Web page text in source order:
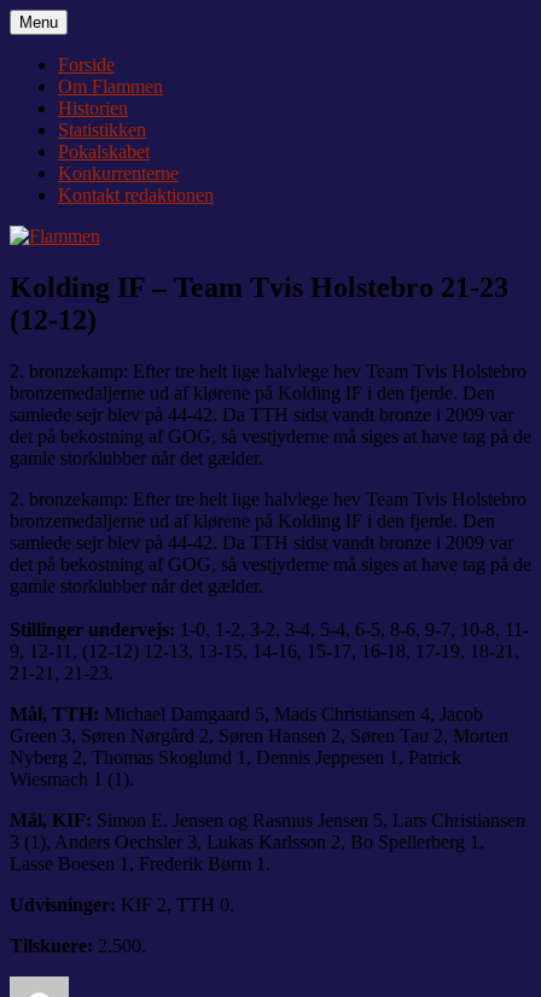
Videre
til
indhold
Flammen
Nyheder og debat om Team Tvis Holstebro
Menu
Forside
Om Flammen
Historien
Statistikken
Pokalskabet
Konkurrenterne
Kontakt redaktionen
Kolding IF – Team Tvis Holstebro 21-23
(12-12)
2. bronzekamp: Efter tre helt lige halvlege hev Team Tvis Holstebro
bronzemedaljerne ud af klørene på Kolding IF i den fjerde. Den
samlede sejr blev på 44-42. Da TTH sidst vandt bronze i 2009 var
det på bekostning af GOG, så vestjyderne må siges at have tag på de
gamle storklubber når det gælder.
2. bronzekamp: Efter tre helt lige halvlege hev Team Tvis Holstebro
bronzemedaljerne ud af klørene på Kolding IF i den fjerde. Den
samlede sejr blev på 44-42. Da TTH sidst vandt bronze i 2009 var
det på bekostning af GOG, så vestjyderne må siges at have tag på de
gamle storklubber når det gælder.
Stillinger undervejs: 1-0, 1-2, 3-2, 3-4, 5-4, 6-5, 8-6, 9-7, 10-8, 11-
9, 12-11, (12-12) 12-13, 13-15, 14-16, 15-17, 16-18, 17-19, 18-21,
21-21, 21-23.
Mål, TTH: Michael Damgaard 5, Mads Christiansen 4, Jacob
Green 3, Søren Nørgård 2, Søren Hansen 2, Søren Tau 2, Morten
Nyberg 2, Thomas Skoglund 1, Dennis Jeppesen 1, Patrick
Wiesmach 1 (1).
Mål, KIF: Simon E. Jensen og Rasmus Jensen 5, Lars Christiansen
3 (1), Anders Oechsler 3, Lukas Karlsson 2, Bo Spellerberg 1,
Lasse Boesen 1, Frederik Børm 1.
Udvisninger: KIF 2, TTH 0.
Tilskuere: 2.500.